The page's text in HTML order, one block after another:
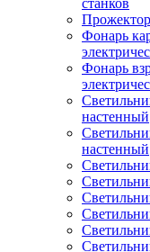
станков
Фонарь
Фонарь
настенный
настенный